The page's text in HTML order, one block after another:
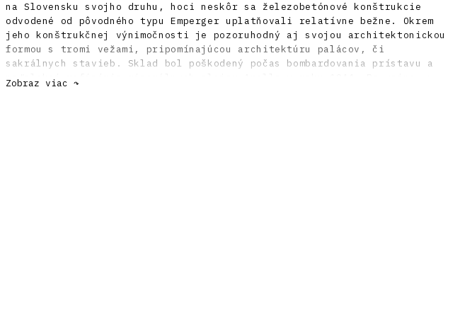
na Slovensku svojho druhu, hoci neskôr sa železobetónové konštrukcie
odvodené od pôvodného typu Emperger uplatňovali relatívne bežne. Okrem
jeho konštrukčnej výnimočnosti je pozoruhodný aj svojou architektonickou
formou s tromi vežami, pripomínajúcou architektúru palácov, či
sakrálnych stavieb. Sklad bol poškodený počas bombardovania prístavu a
neďalekej rafinérie minerálnych olejov Apollo v roku 1944. Po vojne, v
Zobraz viac ↷